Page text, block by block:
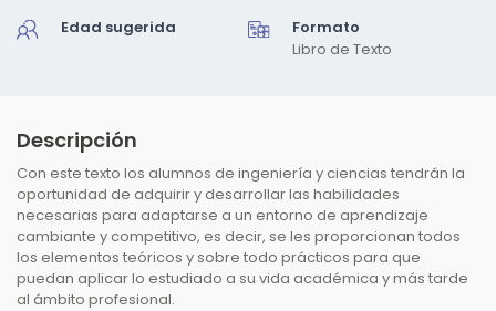
Edad sugerida
Formato
Libro de Texto
Descripción
Con este texto los alumnos de ingeniería y ciencias tendrán la
oportunidad de adquirir y desarrollar las habilidades
necesarias para adaptarse a un entorno de aprendizaje
cambiante y competitivo, es decir, se les proporcionan todos
los elementos teóricos y sobre todo prácticos para que
puedan aplicar lo estudiado a su vida académica y más tarde
al ámbito profesional.